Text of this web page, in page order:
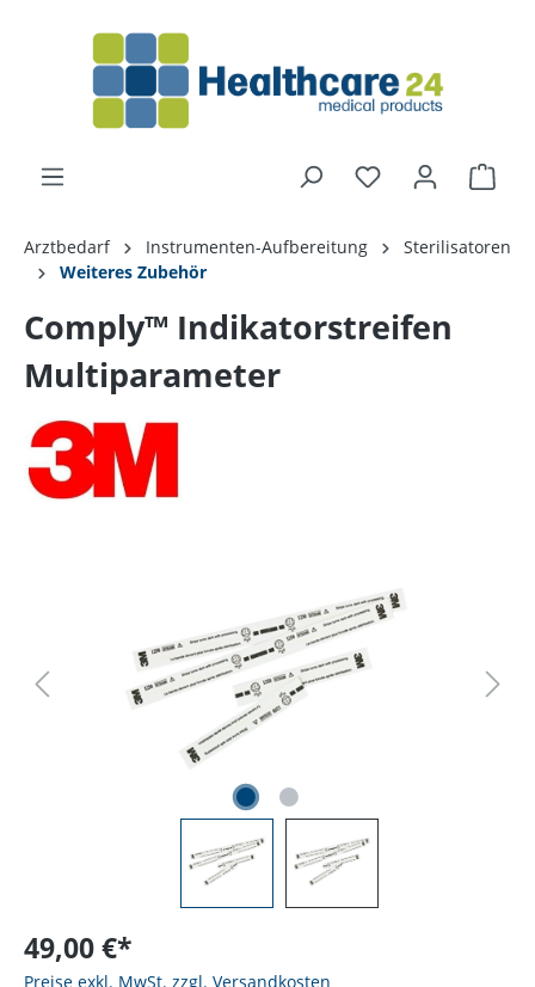
Arztbedarf Instrumenten-Aufbereitung
Sterilisatoren
Weiteres Zubehör
Comply™ Indikatorstreifen
Multiparameter
49,00 €*
Preise exkl. MwSt. zzgl. Versandkosten